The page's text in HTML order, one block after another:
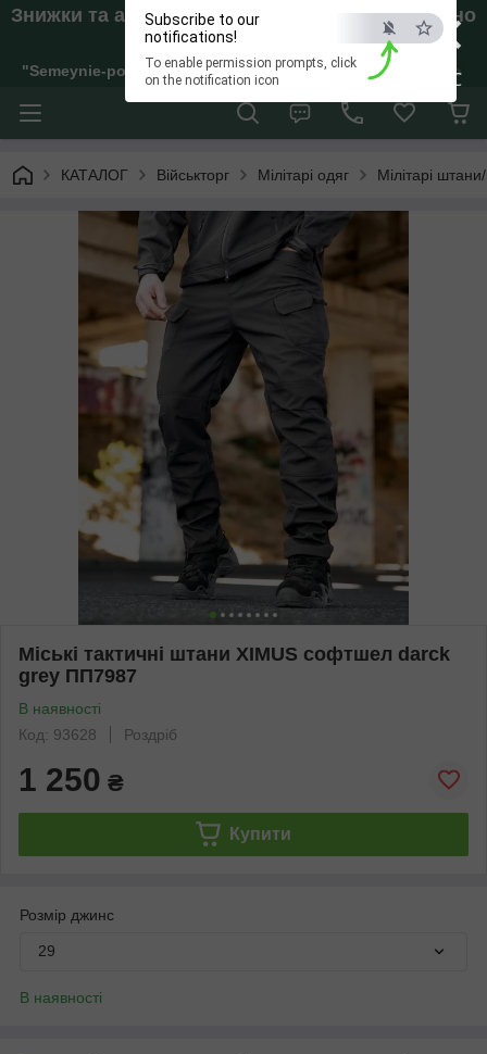
×
ESC
Subscribe to our
notifications!
To enable permission prompts, click
on the notification icon
Знижки та акції. Відправки тільки якщо внесено
Аванс!
"Semeynie-pokupki" Інтернет-магазин жіночого, дитячого та
КАТАЛОГ Військторг Мілітарі одяг Мілітарі
Міські тактичні штани XIMUS софтшел darck
grey ПП7987
В наявності
Код: 93628
Роздріб
1 250 ₴
Купити
Розмір джинс
29
В наявності